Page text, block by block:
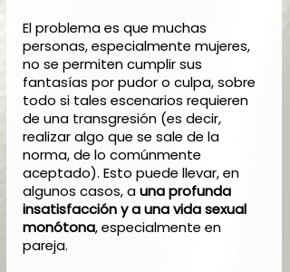
El problema es que muchas
personas, especialmente mujeres,
no se permiten cumplir sus
fantasías por pudor o culpa, sobre
todo si tales escenarios requieren
de una transgresión (es decir,
realizar algo que se sale de la
norma, de lo comúnmente
aceptado). Esto puede llevar, en
algunos casos, a una profunda
insatisfacción y a una vida sexual
monótona, especialmente en
pareja.